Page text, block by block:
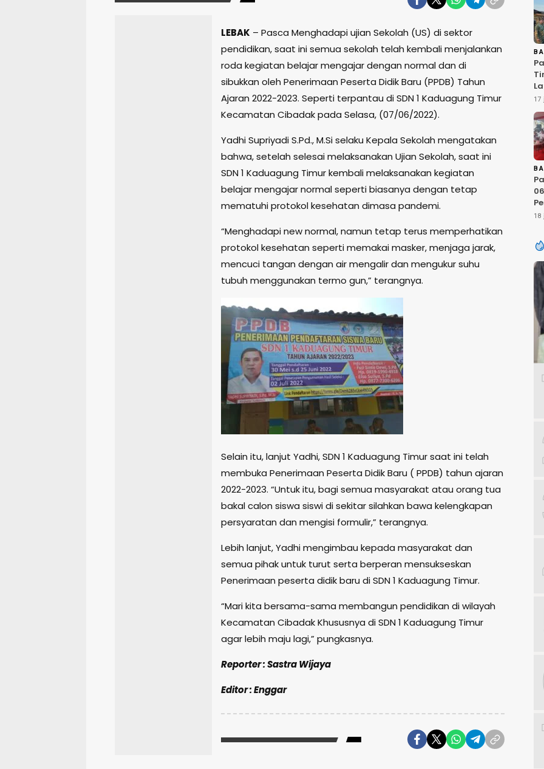
LEBAK – Pasca Menghadapi ujian Sekolah (US) di sektor
pendidikan, saat ini semua sekolah telah kembali menjalankan
roda kegiatan belajar mengajar dengan normal dan di
sibukkan oleh Penerimaan Peserta Didik Baru (PPDB) Tahun
Ajaran 2022-2023. Seperti terpantau di SDN 1 Kaduagung Timur
Kecamatan Cibadak pada Selasa, (07/06/2022).
Yadhi Supriyadi S.Pd., M.Si selaku Kepala Sekolah mengatakan
bahwa, setelah selesai melaksanakan Ujian Sekolah, saat ini
SDN 1 Kaduagung Timur kembali melaksanakan kegiatan
belajar mengajar normal seperti biasanya dengan tetap
mematuhi protokol kesehatan dimasa pandemi.
“Menghadapi new normal, namun tetap terus memperhatikan
protokol kesehatan seperti memakai masker, menjaga jarak,
mencuci tangan dengan air mengalir dan mengukur suhu
tubuh menggunakan termo gun,” terangnya.
Selain itu, lanjut Yadhi, SDN 1 Kaduagung Timur saat ini telah
membuka Penerimaan Peserta Didik Baru ( PPDB) tahun ajaran
2022-2023. “Untuk itu, bagi semua masyarakat atau orang tua
bakal calon siswa siswi di sekitar silahkan bawa kelengkapan
persyaratan dan mengisi formulir,” terangnya.
Lebih lanjut, Yadhi mengimbau kepada masyarakat dan
semua pihak untuk turut serta berperan mensukseskan
Penerimaan peserta didik baru di SDN 1 Kaduagung Timur.
“Mari kita bersama-sama membangun pendidikan di wilayah
Kecamatan Cibadak Khususnya di SDN 1 Kaduagung Timur
agar lebih maju lagi,” pungkasnya.
Reporter : Sastra Wijaya
Editor : Enggar
17
18